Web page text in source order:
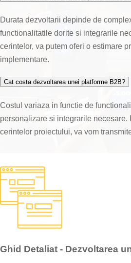
Durata dezvoltarii depinde de
functionalitatile dorite si integrarile
cerintelor, va putem oferi o estimare
implementare.
Cat costa dezvoltarea unei platforme B2B?
Costul variaza in functie de
personalizare si integrarile necesare.
cerintelor proiectului, va vom
Ghid Detaliat - Dezvoltarea